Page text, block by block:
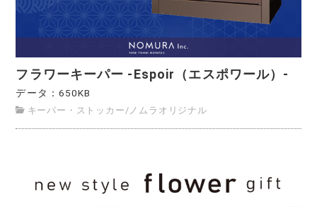
フラワーキーパー -Espoir（エスポワール）-
データ：650KB
キーパー・ストッカー/ ノムラオリジナル